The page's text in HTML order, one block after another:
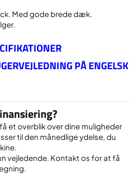
Med gode brede dæk.
PÅ ENGELSK
et overblik over dine muligheder
til den månedlige ydelse, du
vejledende. Kontakt os for at få